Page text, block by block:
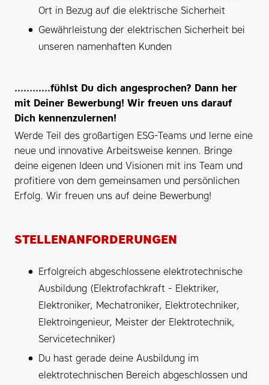
Ort in Bezug auf die elektrische Sicherheit
Gewährleistung der elektrischen Sicherheit bei
unseren namenhaften Kunden
............fühlst Du dich angesprochen? Dann her
mit Deiner Bewerbung! Wir freuen uns darauf
Dich kennenzulernen!
Werde Teil des großartigen ESG-Teams und lerne eine
neue und innovative Arbeitsweise kennen. Bringe
deine eigenen Ideen und Visionen mit ins Team und
profitiere von dem gemeinsamen und persönlichen
Erfolg. Wir freuen uns auf deine Bewerbung!
STELLENANFORDERUNGEN
Erfolgreich abgeschlossene elektrotechnische
Ausbildung (Elektrofachkraft - Elektriker,
Elektroniker, Mechatroniker, Elektrotechniker,
Elektroingenieur, Meister der Elektrotechnik,
Servicetechniker)
Du hast gerade deine Ausbildung im
elektrotechnischen Bereich abgeschlossen und